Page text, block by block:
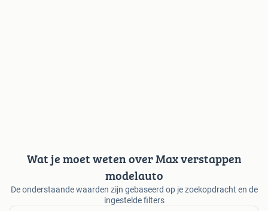
Wat je moet weten over Max verstappen
modelauto
De onderstaande waarden zijn gebaseerd op je zoekopdracht en de
ingestelde filters